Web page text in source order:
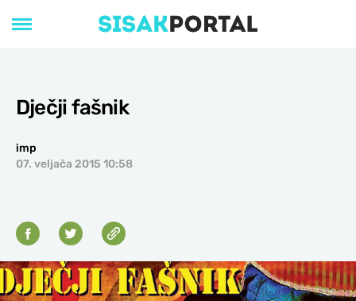
Dječji fašnik
imp
07. veljača 2015 10:58